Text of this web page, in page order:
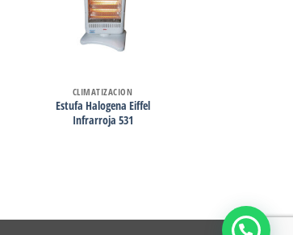
CLIMATIZACION
Estufa Halogena Eiffel
Infrarroja 531